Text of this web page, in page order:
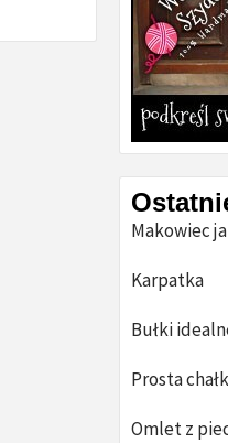
Makowiec
Karpatka
Bułki
Prosta
Omlet z